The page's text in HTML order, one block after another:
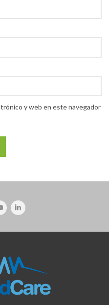
y web en este navegador